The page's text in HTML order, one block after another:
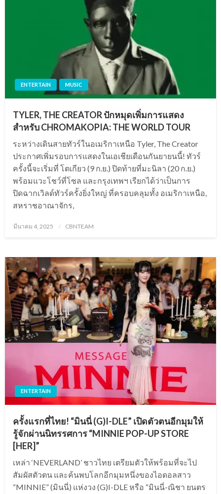
ENTERTAIN MUSIC
TYLER, THE CREATOR ปักหมุดเพิ่มการแสดง
สำหรับ CHROMAKOPIA: THE WORLD TOUR
ระหว่างเดินสายทัวร์ในอเมริกาเหนือ Tyler, The Creator
ประกาศเพิ่มรอบการแสดงในเอเชียเดือนกันยายนนี้! ทัวร์
ครั้งนี้จะเริ่มที่ โตเกียว (9 ก.ย.) ปิดท้ายที่มะนิลา (20 ก.ย.)
พร้อมแวะโชว์ที่โซล และกรุงเทพฯ เรียกได้ว่าเป็นการ
ปิดฉากเวิลด์ทัวร์ครั้งยิ่งใหญ่ ที่ครอบคลุมทั้ง อเมริกาเหนือ,
สหราชอาณาจักร,
Posted
มีนาคม 4, 2025 CBNTEAM
ENTERTAIN
ครั้งแรกที่ไทย! “มินนี่ (G)I-DLE” เปิดตัวตนอีกมุมให้
รู้จักผ่านนิทรรศการ “MINNIE POP-UP STORE
[HER]”
เหล่า ‘NEVERLAND’ ชาวไทย เตรียมตัวให้พร้อมที่จะไป
สัมผัสตัวตน และค้นพบโลกอีกมุมหนึ่งของไอดอลสาว
“MINNIE” (มินนี่) แห่งวง (G)I-DLE หรือ “มินนี่-ณิชา ยนตร